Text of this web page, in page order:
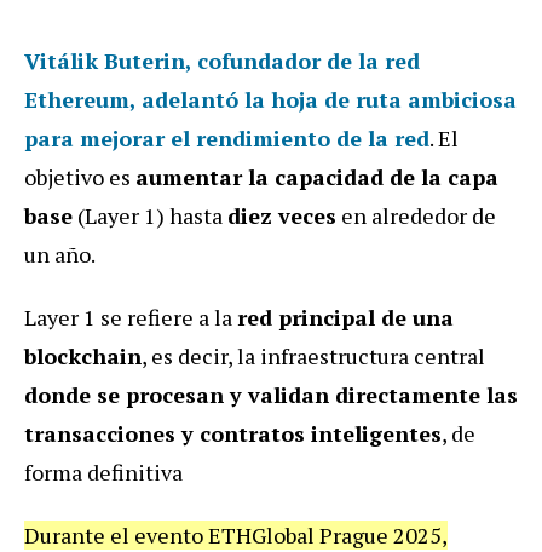
Vitálik Buterin, cofundador de la red
Ethereum, adelantó la hoja de ruta ambiciosa
para mejorar el rendimiento de la red. El
objetivo es aumentar la capacidad de la capa
base (Layer 1) hasta diez veces en alrededor de
un año.
Layer 1 se refiere a lared principal de una
blockchain, es decir, la infraestructura central
donde se procesan y validan directamente las
transacciones y contratos inteligentes, de
forma definitiva
Durante el evento ETHGlobal Prague 2025,